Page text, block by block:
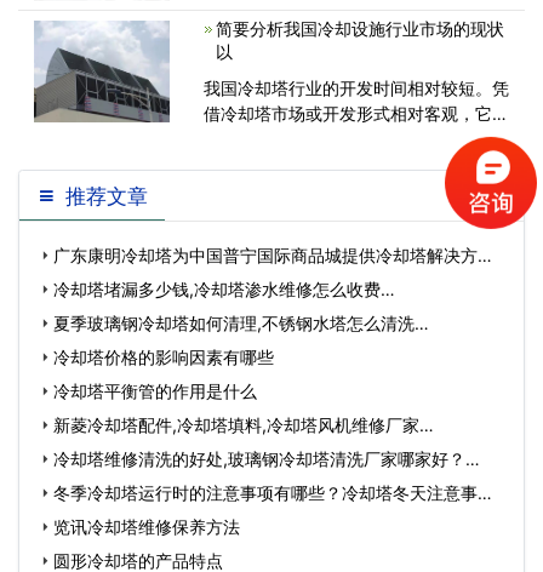
合适的冷却塔，可提供生产信息，我们就
能为您选配出合适的冷却塔。或提供您的
简要分析我国冷却设施行业市场的现状
以
我国冷却塔行业的开发时间相对较短。凭
借冷却塔市场或开发形式相对客观，它在
推荐文章
广东康明冷却塔为中国普宁国际商品城提供冷却塔解决方
案…冷却塔堵漏多少钱,冷却塔渗水维修怎么收费…
夏季玻璃钢冷却塔如何清理,不锈钢水塔怎么清洗…
冷却塔价格的影响因素有哪些
冷却塔平衡管的作用是什么
新菱冷却塔配件,冷却塔填料,冷却塔风机维修厂家…
冷却塔维修清洗的好处,玻璃钢冷却塔清洗厂家哪家好？…
冬季冷却塔运行时的注意事项有哪些？冷却塔冬天注意事
项…览讯冷却塔维修保养方法
圆形冷却塔的产品特点